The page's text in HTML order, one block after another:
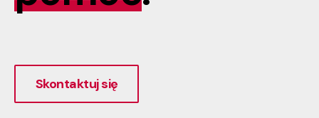
Skontaktuj się